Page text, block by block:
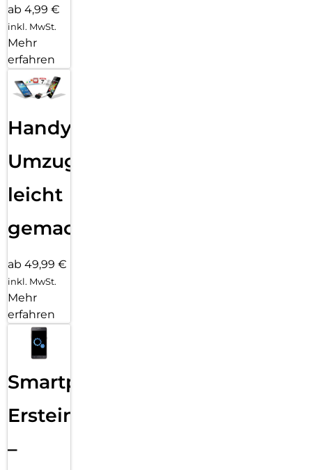
ab 4,99 €
inkl. MwSt.
Mehr
erfahren
Handy
Umzug
leicht
gemacht!
ab 49,99 €
inkl. MwSt.
Mehr
erfahren
Smartphone
Ersteinrichtung
–